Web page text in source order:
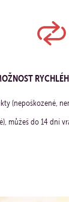
(nepoškozené,
můžeš do 14 dní